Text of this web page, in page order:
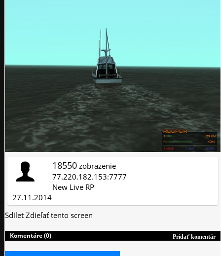
18550 zobrazenie
77.220.182.153:7777
New Live RP
27.11.2014
Sdílet Zdieľať tento screen
Pridať komentár
Komentáre (0)